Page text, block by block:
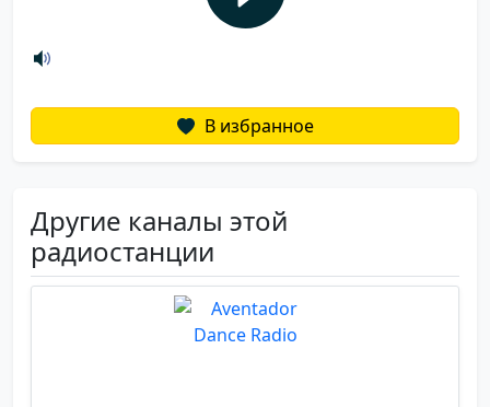
В избранное
Другие каналы этой
радиостанции